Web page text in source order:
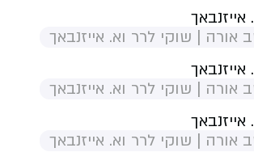
אורה | שוקי לרר וא. אייזנבאך
אורה | שוקי לרר וא. אייזנבאך
אורה | שוקי לרר וא. אייזנבאך